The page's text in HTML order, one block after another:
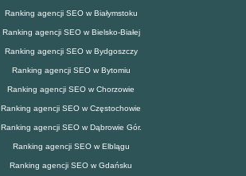
Ranking agencji SEO w Białymstoku
Ranking agencji SEO w Bielsko-Białej
Ranking agencji SEO w Bydgoszczy
Ranking agencji SEO w Bytomiu
Ranking agencji SEO w Chorzowie
Ranking agencji SEO w Częstochowie
Ranking agencji SEO w Dąbrowie Gór.
Ranking agencji SEO w Elblągu
Ranking agencji SEO w Gdańsku